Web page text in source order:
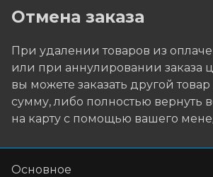
Отмена заказа
При удалении товаров из
или при аннулировании заказа
вы можете заказать другой
сумму, либо полностью вернуть
на карту с помощью вашего
Основное